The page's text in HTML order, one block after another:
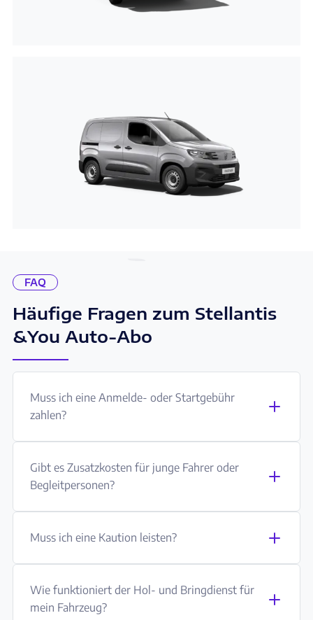
FAQ
Häufige Fragen zum Stellantis
&You Auto-Abo
Muss ich eine Anmelde- oder Startgebühr
zahlen?
Gibt es Zusatzkosten für junge Fahrer oder
Begleitpersonen?
Muss ich eine Kaution leisten?
Wie funktioniert der Hol- und Bringdienst für
mein Fahrzeug?